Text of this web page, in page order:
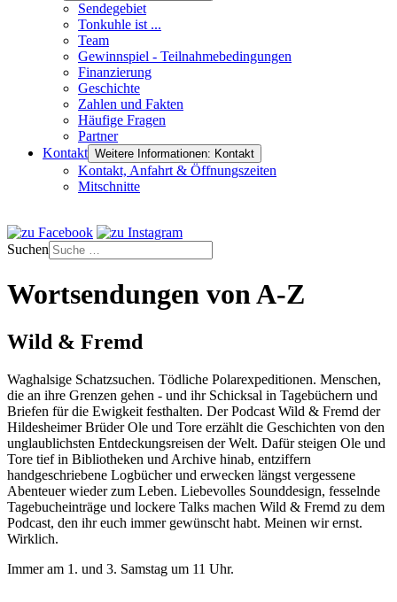
Sendegebiet
Tonkuhle ist ...
Team
Gewinnspiel - Teilnahmebedingungen
Finanzierung
Geschichte
Zahlen und Fakten
Häufige Fragen
Partner
Kontakt Weitere Informationen: Kontakt
Kontakt, Anfahrt & Öffnungszeiten
Mitschnitte
Suchen
Wortsendungen von A-Z
Wild & Fremd
Waghalsige Schatzsuchen. Tödliche Polarexpeditionen. Menschen,
die an ihre Grenzen gehen - und ihr Schicksal in Tagebüchern und
Briefen für die Ewigkeit festhalten. Der Podcast Wild & Fremd der
Hildesheimer Brüder Ole und Tore erzählt die Geschichten von den
unglaublichsten Entdeckungsreisen der Welt. Dafür steigen Ole und
Tore tief in Bibliotheken und Archive hinab, entziffern
handgeschriebene Logbücher und erwecken längst vergessene
Abenteuer wieder zum Leben. Liebevolles Sounddesign, fesselnde
Tagebucheinträge und lockere Talks machen Wild & Fremd zu dem
Podcast, den ihr euch immer gewünscht habt. Meinen wir ernst.
Wirklich.
Immer am 1. und 3. Samstag um 11 Uhr.